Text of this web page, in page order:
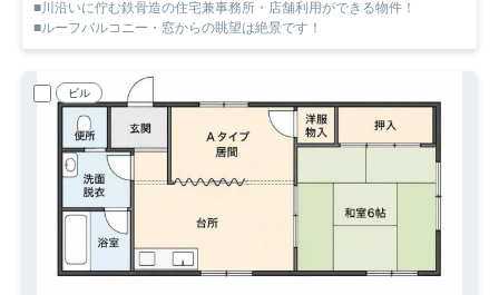
■川沿いに佇む鉄骨造の住宅兼事務所・店舗利用ができる物件！
■ルーフバルコニー・窓からの眺望は絶景です！
ビル